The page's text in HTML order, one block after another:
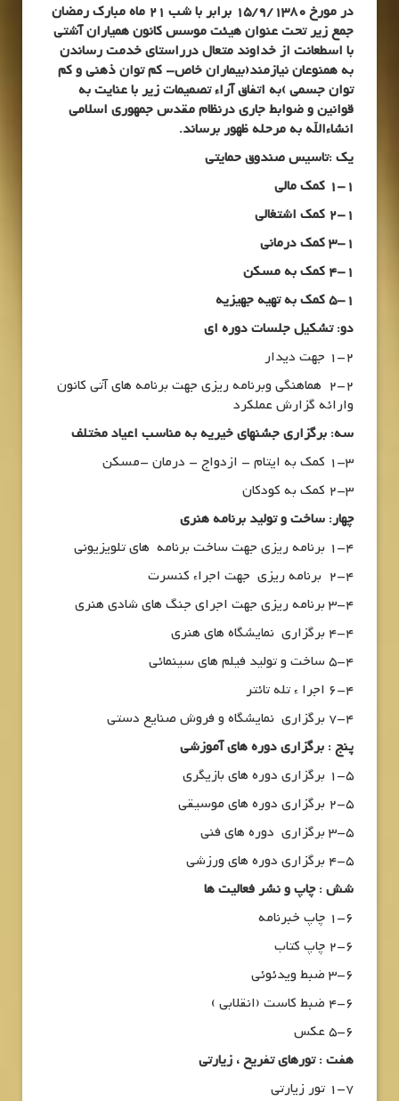
در مورخ 15/9/1380 برابر با شب 21 ماه مبارک رمضان
جمع زیر تحت عنوان هیئت موسس کانون همیاران آشتی
با اسطعانت از خداوند متعال درراستای خدمت رساندن
به همنوعان نیازمند(بیماران خاص- کم توان ذهنی و کم
توان جسمی )به اتفاق آراء تصمیمات زیر با عنایت به
قوانین و ضوابط جاری درنظام مقدس جمهوری اسلامی
انشاءالله به مرحله ظهور برساند.
یک :تاسیس صندوق حمایتی
1-1 کمک مالی
2-1 کمک اشتغالی
3-1 کمک درمانی
4-1 کمک به مسکن
5-1 کمک به تهیه جهیزیه
دو: تشکیل جلسات دوره ای
1-2 جهت دیدار
2-2 هماهنگی وبرنامه ریزی جهت برنامه های آتی کانون
وارائه گزارش عملکرد
سه: برگزاری جشنهای خیریه به مناسب اعیاد مختلف
1-3 کمک به ایتام – ازدواج – درمان –مسکن
2-3 کمک به کودکان
چهار: ساخت و تولید برنامه هنری
1-4 برنامه ریزی جهت ساخت برنامه های تلویزیونی
2-4 برنامه ریزی جهت اجراء کنسرت
3-4 برنامه ریزی جهت اجرای جنگ های شادی هنری
4-4 برگزاری نمایشگاه های هنری
5-4 ساخت و تولید فیلم های سینمائی
6-4 اجرا ء تله تائتر
7-4 برگزاری نمایشگاه و فروش صنایع دستی
پنج : برگزاری دوره های آموزشی
1-5 برگزاری دوره های بازیگری
2-5 برگزاری دوره های موسیقی
3-5 برگزاری دوره های فنی
4-5 برگزاری دوره های ورزشی
شش : چاپ و نشر فعالیت ها
1-6 چاپ خبرنامه
2-6 چاپ کتاب
3-6 ضبط ویدئوئی
4-6 ضبط کاست (انقلابی )
5-6 عکس
هفت : تورهای تفریح ، زیارتی
1-7 تور زیارتی